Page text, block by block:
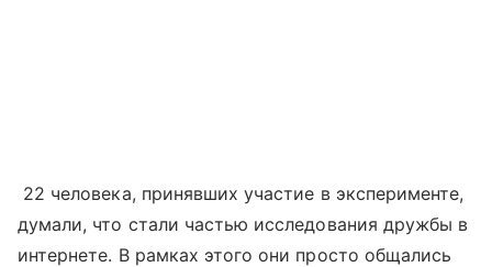
22 человека, принявших участие в эксперименте,
думали, что стали частью исследования дружбы в
интернете. В рамках этого они просто общались